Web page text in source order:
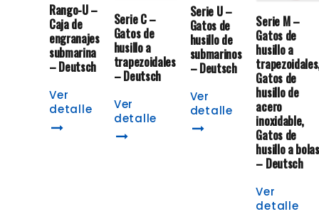
Rango-U –
Caja de
engranajes
submarina
– Deutsch
Ver
detalle
Serie C –
Gatos de
husillo a
trapezoidales
– Deutsch
Ver
detalle
Serie U –
Gatos de
husillo de
submarinos
– Deutsch
Ver
detalle
Serie M –
Gatos de
husillo a
Gatos de
husillo de
acero
inoxidable,
Gatos de
husillo a bolas
– Deutsch
Ver
detalle